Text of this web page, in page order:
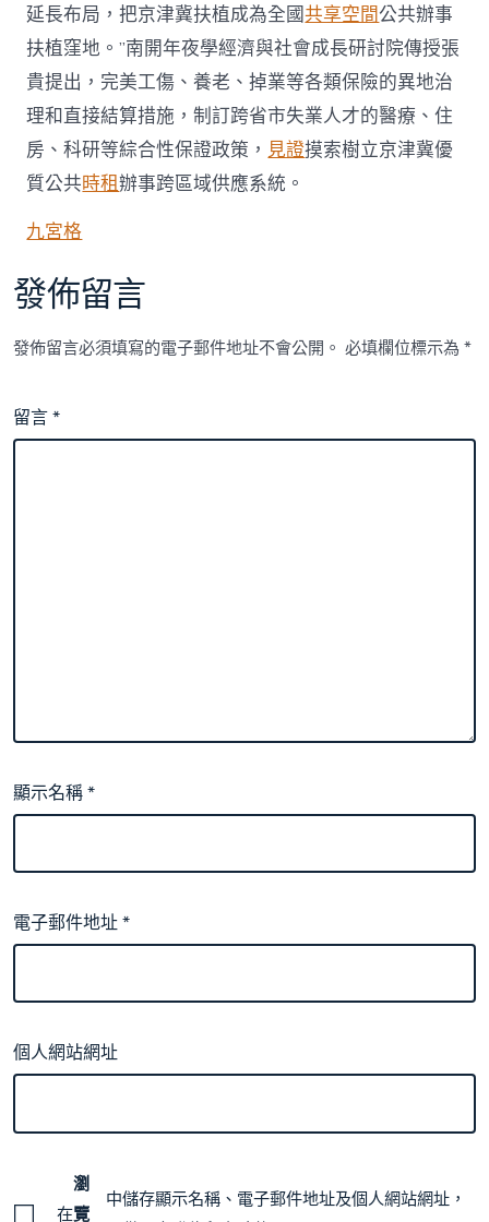
延長布局，把京津冀扶植成為全國共享空間公共辦事
扶植窪地。”南開年夜學經濟與社會成長研討院傳授張
貴提出，完美工傷、養老、掉業等各類保險的異地治
理和直接結算措施，制訂跨省市失業人才的醫療、住
房、科研等綜合性保證政策，見證摸索樹立京津冀優
質公共時租辦事跨區域供應系統。
九宮格
發佈留言
發佈留言必須填寫的電子郵件地址不會公開。 必填欄位標示為*
留言*
顯示名稱*
電子郵件地址*
個人網站網址
在
瀏
覽
中儲存顯示名稱、電子郵件地址及個人網站網址，